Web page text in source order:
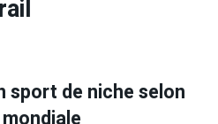
sport de niche selon